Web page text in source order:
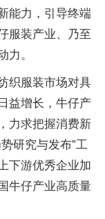
能力，引导终端
服装产业、乃至
力。
织服装市场对具
益增长，牛仔产
力求把握消费新
研究与发布”工
下游优秀企业加
牛仔产业高质量